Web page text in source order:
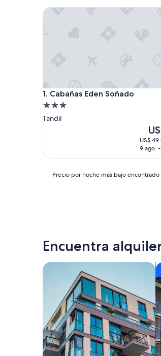
1. Cabañas Eden Soñado
Cabañas Eden Soñado
Propiedad
de
Tandil
El
US$
9 ago.
Cabañas Eden Soñado
Precio
las
últimas
horas
una
noche
para
dos
adultos.
Precio por noche más bajo
Encuentra
Buscar departamentos